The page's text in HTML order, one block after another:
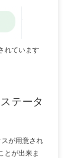
れています
テータ
が用意され
とが出来ま